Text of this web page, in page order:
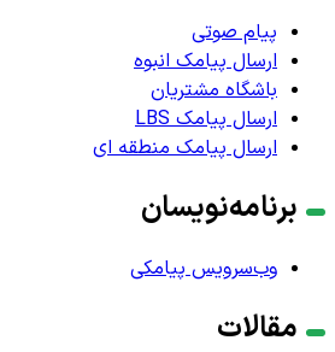
پیام صوتی
ارسال پیامک انبوه
باشگاه مشتریان
ارسال پیامک LBS
ارسال پیامک منطقه ای
برنامه‌نویسان
وب‌سرویس پیامکی
مقالات